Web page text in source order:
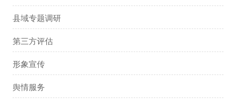
县域专题调研
第三方评估
形象宣传
舆情服务